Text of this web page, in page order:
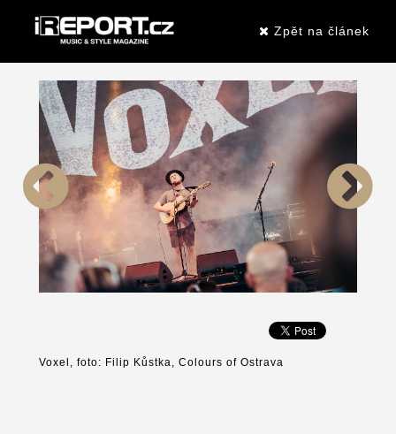
Zpět na článek
Voxel, foto: Filip Kůstka, Colours of Ostrava